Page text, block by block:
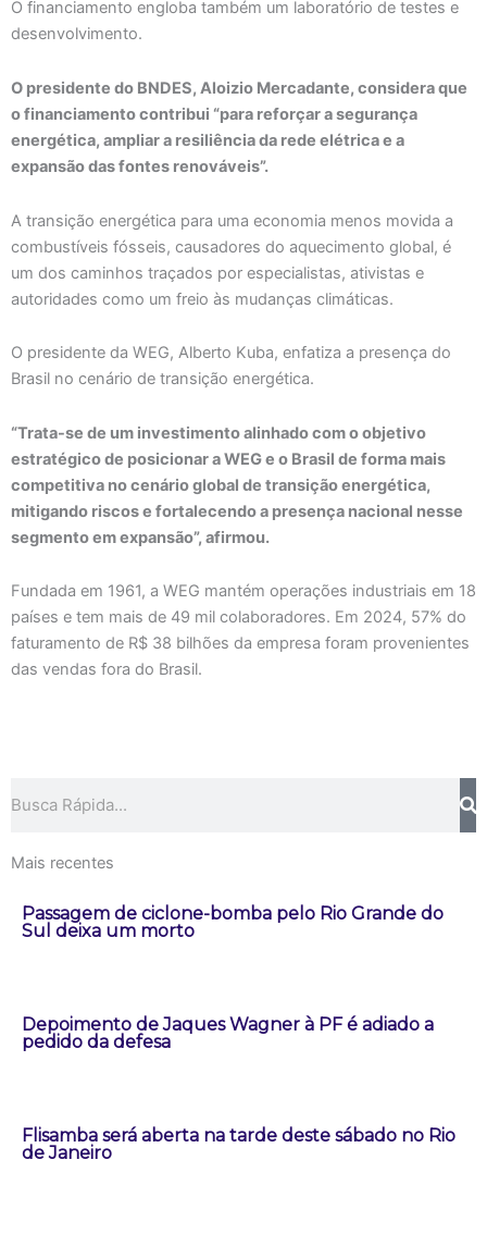
O financiamento engloba também um laboratório de testes e
desenvolvimento.
O presidente do BNDES, Aloizio Mercadante, considera que
o financiamento contribui “para reforçar a segurança
energética, ampliar a resiliência da rede elétrica e a
expansão das fontes renováveis”.
A transição energética para uma economia menos movida a
combustíveis fósseis, causadores do aquecimento global, é
um dos caminhos traçados por especialistas, ativistas e
autoridades como um freio às mudanças climáticas.
O presidente da WEG, Alberto Kuba, enfatiza a presença do
Brasil no cenário de transição energética.
“Trata-se de um investimento alinhado com o objetivo
estratégico de posicionar a WEG e o Brasil de forma mais
competitiva no cenário global de transição energética,
mitigando riscos e fortalecendo a presença nacional nesse
segmento em expansão”, afirmou.
Fundada em 1961, a WEG mantém operações industriais em 18
países e tem mais de 49 mil colaboradores. Em 2024, 57% do
faturamento de R$ 38 bilhões da empresa foram provenientes
das vendas fora do Brasil.
Mais recentes
Passagem de ciclone-bomba pelo Rio Grande do
Sul deixa um morto
Depoimento de Jaques Wagner à PF é adiado a
pedido da defesa
Flisamba será aberta na tarde deste sábado no Rio
de Janeiro